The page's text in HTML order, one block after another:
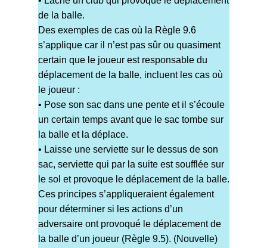
de la balle.
Des exemples de cas où la Règle 9.6
s’applique car il n’est pas sûr ou quasiment
certain que le joueur est responsable du
déplacement de la balle, incluent les cas où
le joueur :
• Pose son sac dans une pente et il s’écoule
un certain temps avant que le sac tombe sur
la balle et la déplace.
• Laisse une serviette sur le dessus de son
sac, serviette qui par la suite est soufflée sur
le sol et provoque le déplacement de la balle.
Ces principes s’appliqueraient également
pour déterminer si les actions d’un
adversaire ont provoqué le déplacement de
la balle d’un joueur (Règle 9.5). (Nouvelle)